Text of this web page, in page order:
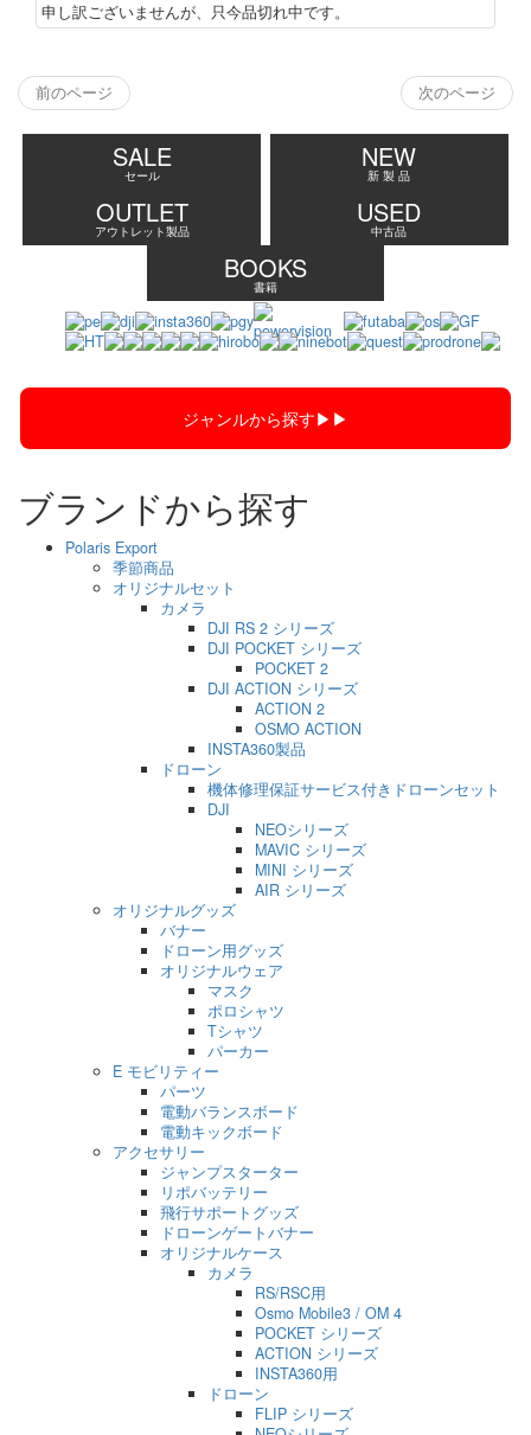
申し訳ございませんが、只今品切れ中です。
前のページ 次のページ
SALE
セール
NEW
新 製 品
OUTLET
アウトレット製品
USED
中古品
BOOKS
書籍
ジャンルから探す▶︎▶︎
ブランドから探す
Polaris Export
季節商品
オリジナルセット
カメラ
DJI RS 2 シリーズ
DJI POCKET シリーズ
POCKET 2
DJI ACTION シリーズ
ACTION 2
OSMO ACTION
INSTA360製品
ドローン
機体修理保証サービス付きドローンセット
DJI
NEOシリーズ
MAVIC シリーズ
MINI シリーズ
AIR シリーズ
オリジナルグッズ
バナー
ドローン用グッズ
オリジナルウェア
マスク
ポロシャツ
Tシャツ
パーカー
E モビリティー
パーツ
電動バランスボード
電動キックボード
アクセサリー
ジャンプスターター
リポバッテリー
飛行サポートグッズ
ドローンゲートバナー
オリジナルケース
カメラ
RS/RSC用
Osmo Mobile3 / OM 4
POCKET シリーズ
ACTION シリーズ
INSTA360用
ドローン
FLIP シリーズ